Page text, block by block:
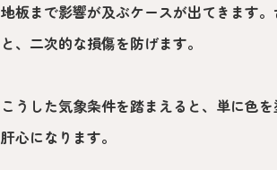
地板まで影響が及ぶケースが出てきます
と、二次的な損傷を防げます。
こうした気象条件を踏まえると、単に色
肝心になります。